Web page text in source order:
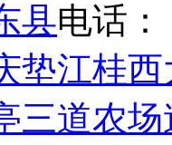
县电话：
垫江桂
三道农